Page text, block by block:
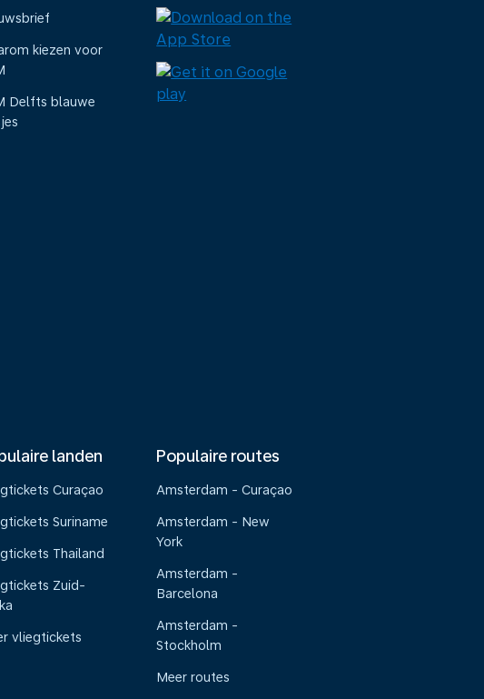
kiezen voor
Delfts blauwe
landen
Curaçao
Suriname
Thailand
Zuid-
vliegtickets
Populaire routes
Amsterdam - Curaçao
Amsterdam - New
York
Amsterdam -
Barcelona
Amsterdam -
Stockholm
Meer routes